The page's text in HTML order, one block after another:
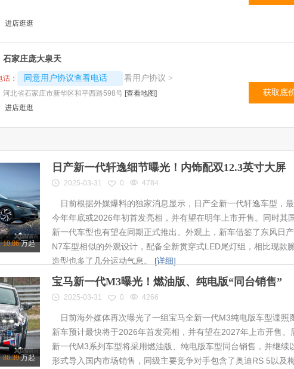
进店逛逛
石家庄庞大泉天
： 同意用户协议查看电话
4008194313-1686 查看用户协议 >
河北省石家庄市新华区和平西路598号 [查看地图]
进店逛逛
获取底
10.86万起
日产新一代轩逸细节曝光！内饰配双12.3英寸大屏
2025-03-31 0 4784
日前根据外媒爆料的独家消息显示，日产全新一代轩逸车型，
今年年底或2026年初首发亮相，并有望在明年上市开售。同时其
新一代车型也有望在同期正式推出。外观上，新车借鉴了东风日
N7车型相似的外观设计，配备全新贯穿式LED尾灯组，相比现款
造型也多了几分运动气息。 [详细]
86.39万起
宝马新一代M3曝光！燃油版、纯电版“同台销售”
2025-03-31 0 4266
日前海外媒体再次曝光了一组宝马全新一代M3纯电版车型谍照
新车预计最快将于2026年首发亮相，并有望在2027年上市开售。
新一代M3系列车型将采用燃油版、纯电版车型同台销售，并继续
形式导入国内市场销售，同级主要竞争对手包含了奥迪RS 5以及